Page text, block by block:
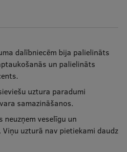
dalībniecēm bija palielināts
un palielināts
uztura paradumi
samazināšanos.
neuzņem veselīgu un
uzturā nav pietiekami daudz